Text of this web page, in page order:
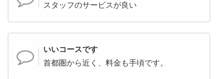
スタッフのサービスが良い
いいコースです
首都圏から近く、料金も手頃です。